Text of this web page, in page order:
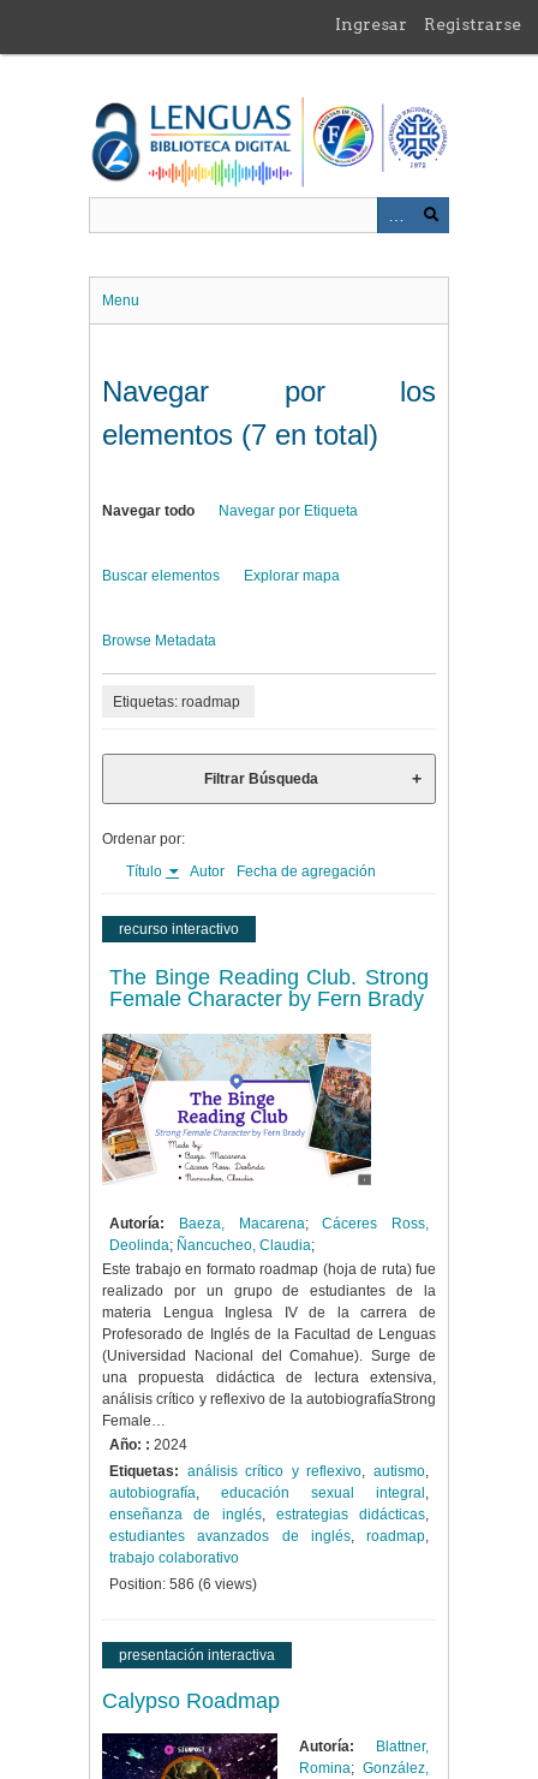
contenido
Ingresar Registrarse
Menu
Navegar por los
elementos (7 en total)
Navegar todo Navegar por Etiqueta
Buscar elementos Explorar mapa
Browse Metadata
Etiquetas: roadmap
Filtrar Búsqueda
Ordenar por:
Título
Autor Fecha de agregación
recurso interactivo
The Binge Reading Club. Strong
Female Character by Fern Brady
Autoría: Baeza, Macarena;Cáceres Ross,
Deolinda; Ñancucheo, Claudia;
Este trabajo en formato roadmap (hoja de ruta) fue
realizado por un grupo de estudiantes de la
materia Lengua Inglesa IV de la carrera de
Profesorado de Inglés de la Facultad de Lenguas
(Universidad Nacional del Comahue). Surge de
una propuesta didáctica de lectura extensiva,
análisis crítico y reflexivo de la autobiografíaStrong
Female…
Año: : 2024
Etiquetas: análisis crítico y reflexivo,autismo,
autobiografía, educación sexual integral ,
enseñanza de inglés, estrategias didácticas,
estudiantes avanzados de inglés, roadmap,
trabajo colaborativo
Position: 586 (6 views)
presentación interactiva
Calypso Roadmap
Autoría:
Blattner,
Romina; González,